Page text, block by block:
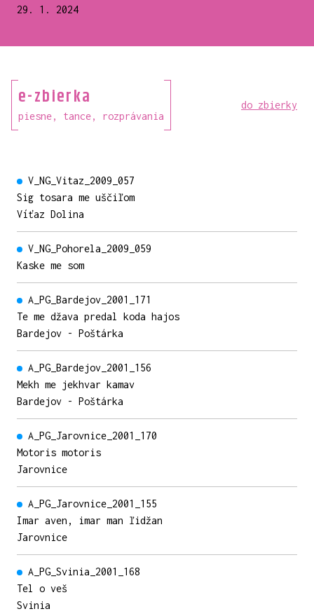
29. 1. 2024
e-zbierka
piesne, tance, rozprávania
do zbierky
V_NG_Vitaz_2009_057
Sig tosara me uščiľom
Víťaz Dolina
V_NG_Pohorela_2009_059
Kaske me som
A_PG_Bardejov_2001_171
Te me džava predal koda hajos
Bardejov - Poštárka
A_PG_Bardejov_2001_156
Mekh me jekhvar kamav
Bardejov - Poštárka
A_PG_Jarovnice_2001_170
Motoris motoris
Jarovnice
A_PG_Jarovnice_2001_155
Imar aven, imar man ľidžan
Jarovnice
A_PG_Svinia_2001_168
Tel o veš
Svinia